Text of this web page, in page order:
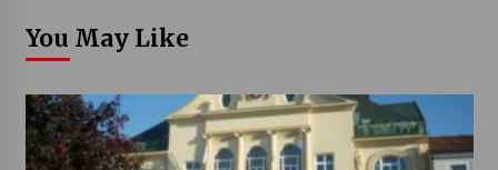
You May Like